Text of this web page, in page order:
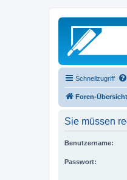
Schnellzugriff
Foren-Übersicht
Sie müssen
Benutzername:
Passwort: